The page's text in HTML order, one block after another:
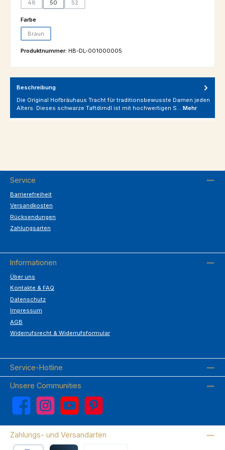
48
(Diese Option ist zurzeit nicht verfügbar.)
50 52
(Diese Option ist zurzeit nicht verfügbar.)
Farbeauswählen
Braun
Produktnummer: HB-DL-001000005
Beschreibung
Die Original Hofbräuhaus Tracht für traditionsbewusste Damen jeden
Alters: Dieses schwarze Taftdirndl ist mit hochwertigen S… Mehr
Service
Barrierefreiheit
Versandkosten
Rücksendungen
Zahlungsarten
Informationen
Über uns
Kontakte & FAQ
Datenschutz
Impressum
AGB
Widerrufsrecht & Widerrufsformular
Service-Hotline
Unsere Communities
Facebook Instagram YouTube Pinterest
Zahlungs- und Versandarten